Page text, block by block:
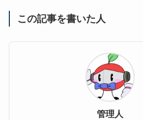
この記事を書いた人
管理人